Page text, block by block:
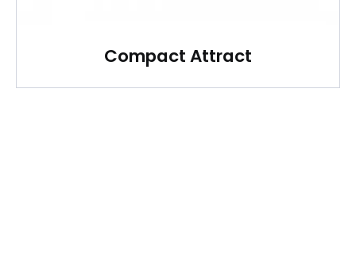
Compact Attract